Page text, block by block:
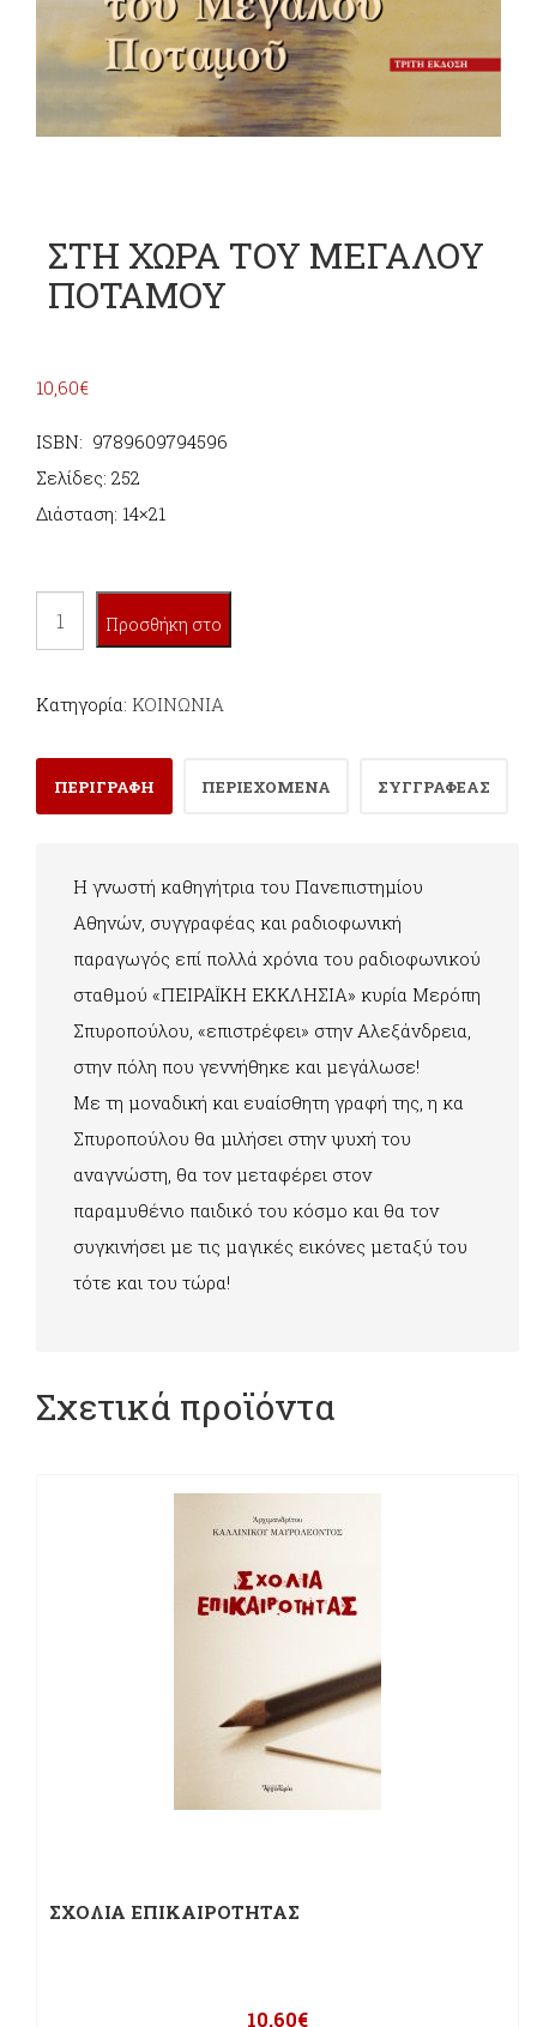
ΣΤΗ ΧΩΡΑ ΤΟΥ ΜΕΓΑΛΟΥ
ΠΟΤΑΜΟΥ
10,60€
ISBN: 9789609794596
Σελίδες: 252
Διάσταση: 14×21
ΣΤΗ
ΧΩΡΑ
ΜΕΓΑΛΟΥ
ΠΟΤΑΜΟΥ
ποσότητα
Προσθήκη στο
Κατηγορία: ΚΟΙΝΩΝΙΑ
ΠΕΡΙΓΡΑΦΗ ΠΕΡΙΕΧΟΜΕΝΑ ΣΥΓΓΡΑΦΕΑΣ
Η γνωστή καθηγήτρια του Πανεπιστημίου
Αθηνών, συγγραφέας και ραδιοφωνική
παραγωγός επί πολλά χρόνια του ραδιοφωνικού
σταθμού «ΠΕΙΡΑΪΚΗ ΕΚΚΛΗΣΙΑ» κυρία Μερόπη
Σπυροπούλου, «επιστρέφει» στην Αλεξάνδρεια,
στην πόλη που γεννήθηκε και μεγάλωσε!
Με τη μοναδική και ευαίσθητη γραφή της, η κα
Σπυροπούλου θα μιλήσει στην ψυχή του
αναγνώστη, θα τον μεταφέρει στον
παραμυθένιο παιδικό του κόσμο και θα τον
συγκινήσει με τις μαγικές εικόνες μεταξύ του
τότε και του τώρα!
Σχετικά προϊόντα
ΣΧΟΛΙΑ ΕΠΙΚΑΙΡΟΤΗΤΑΣ
10,60€